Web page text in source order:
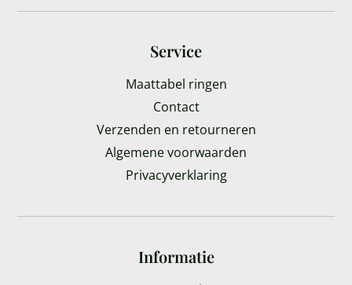
Service
Maattabel ringen
Contact
Verzenden en retourneren
Algemene voorwaarden
Privacyverklaring
Informatie